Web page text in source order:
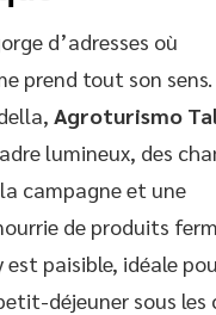
d’adresses où
prend tout son sens.
Agroturismo
lumineux, des
campagne et une
de produits
est paisible, idéale
déjeuner sous les